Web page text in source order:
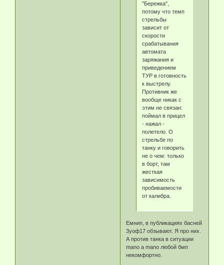
"Бережка",
потому что темп
стрельбы
зависит от
скорости
срабатывания
автомата
заряжания и
приведением
ТУР в готовность
к выстрелу.
Противник же
вообще никак с
этим не связан:
поймал в прицел
- нажал -
полетело. О
стрельбе по
танку и говорить
не о чем: только
в борт, там
жесткая
зависимость
пробиваемости
от калибра.
Емнип, в публикациях басней
3уоф17 обзывают. Я про них.
А против танка в ситуации
manо а mano любой бмп
некомфортно.